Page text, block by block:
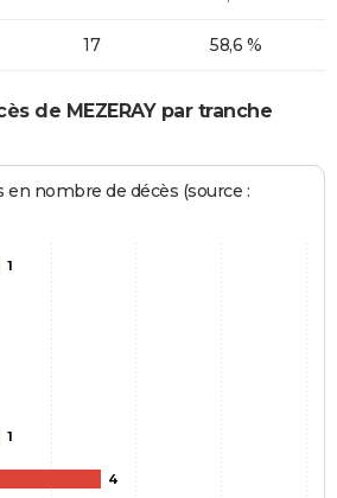
17 58,6 %
de MEZERAY par tranche
nombre de décès (source :
1
1
4